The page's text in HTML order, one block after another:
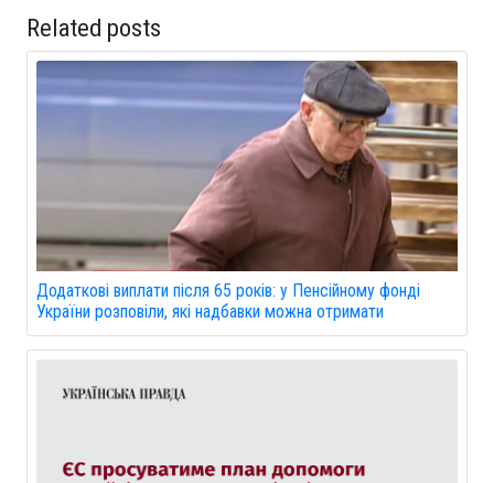
Related posts
Додаткові виплати після 65 років: у Пенсійному фонді
України розповіли, які надбавки можна отримати